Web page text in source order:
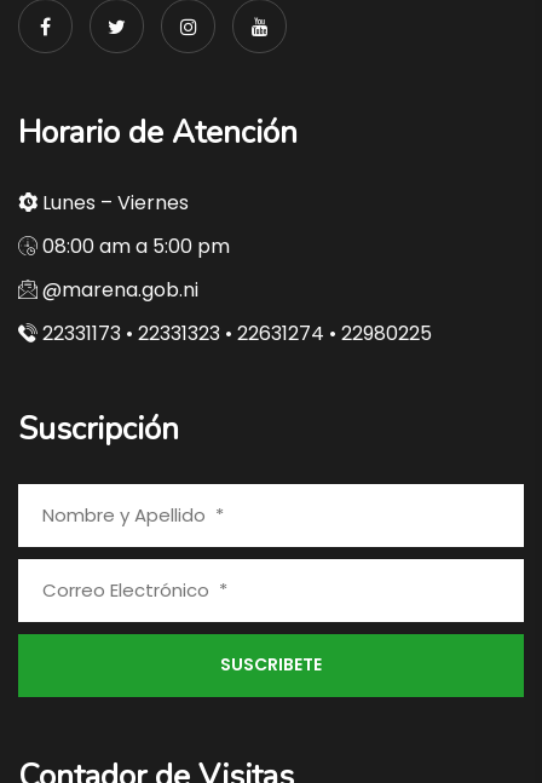
Horario de Atención
Lunes – Viernes
08:00 am a 5:00 pm
@marena.gob.ni
22331173 • 22331323 • 22631274 • 22980225
Suscripción